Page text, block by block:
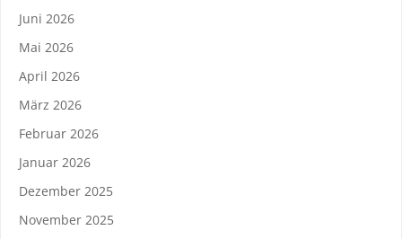
Juni 2026
Mai 2026
April 2026
März 2026
Februar 2026
Januar 2026
Dezember 2025
November 2025